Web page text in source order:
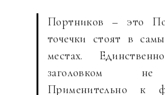
Портников – это
точечки стоят в
местах.
заголовком не
Применительно к